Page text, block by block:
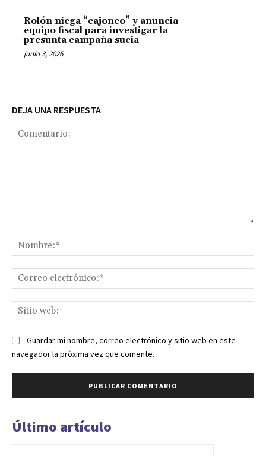
Rolón niega “cajoneo” y anuncia
equipo fiscal para investigar la
presunta campaña sucia
junio 3, 2026
DEJA UNA RESPUESTA
Guardar mi nombre, correo electrónico y sitio web en este
navegador la próxima vez que comente.
Último artículo